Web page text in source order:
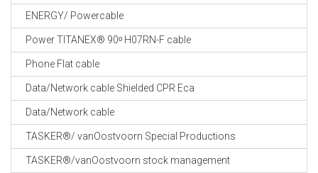
ENERGY/ Powercable
Power TITANEX® 90ᵒ H07RN-F cable
Phone Flat cable
Data/Network cable Shielded CPR Eca
Data/Network cable
TASKER®/ vanOostvoorn Special Productions
TASKER®/vanOostvoorn stock management